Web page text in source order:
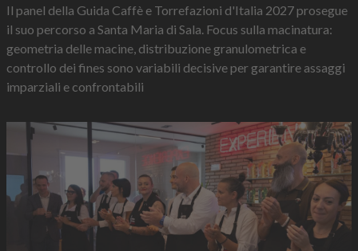
Il panel della Guida Caffè e Torrefazioni d'Italia 2027 prosegue
il suo percorso a Santa Maria di Sala. Focus sulla macinatura:
geometria delle macine, distribuzione granulometrica e
controllo dei fines sono variabili decisive per garantire assaggi
imparziali e confrontabili